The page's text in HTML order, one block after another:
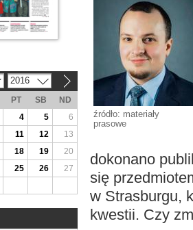
źródło: materiały
prasowe
dokonano
się
w Strasburgu,
kwestii. Czy
2016
PT SB
ND
4 5
6
11 12
13
18 19
20
25 26
27